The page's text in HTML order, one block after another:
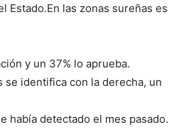
Estado.En las zonas sureñas es
y un 37% lo aprueba.
se identifica con la derecha, un
había detectado el mes pasado.